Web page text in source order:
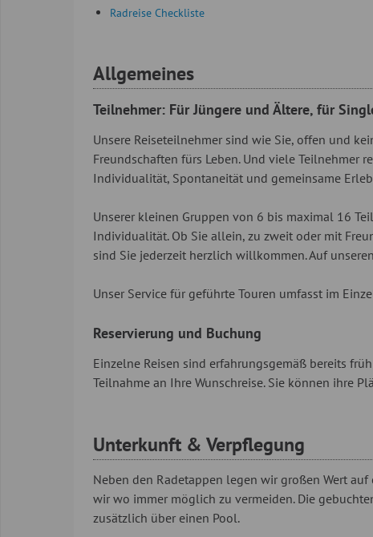
Radreise Checkliste
Allgemeines
Teilnehmer: Für Jüngere und Ältere, für
Unsere Reiseteilnehmer sind wie Sie, offen und
Freundschaften fürs Leben. Und viele Teilnehmer
Individualität, Spontaneität und gemeinsame
Unserer kleinen Gruppen von 6 bis maximal 16
Individualität. Ob Sie allein, zu zweit oder mit
sind Sie jederzeit herzlich willkommen. Auf
Unser Service für geführte Touren umfasst im
Reservierung und Buchung
Einzelne Reisen sind erfahrungsgemäß bereits
Teilnahme an Ihre Wunschreise. Sie können ihre
Unterkunft & Verpflegung
Neben den Radetappen legen wir großen Wert
wir wo immer möglich zu vermeiden. Die
zusätzlich über einen Pool.